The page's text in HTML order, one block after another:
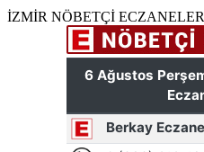
İZMİR NÖBETÇİ ECZANELER